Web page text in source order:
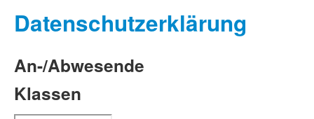
Datenschutzerklärung
An-/Abwesende
Klassen